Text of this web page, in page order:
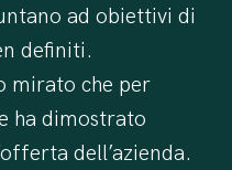
ad obiettivi di
definiti.
mirato che per
ha dimostrato
dell’azienda.